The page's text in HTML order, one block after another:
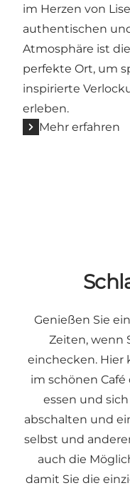
im Herzen von
authentischen
Atmosphäre ist
perfekte Ort, um
inspirierte
erleben.
Mehr erfahren
Genießen Sie
Zeiten, wenn
einchecken. Hier
im schönen
essen und
abschalten und
selbst und
auch die
damit Sie die